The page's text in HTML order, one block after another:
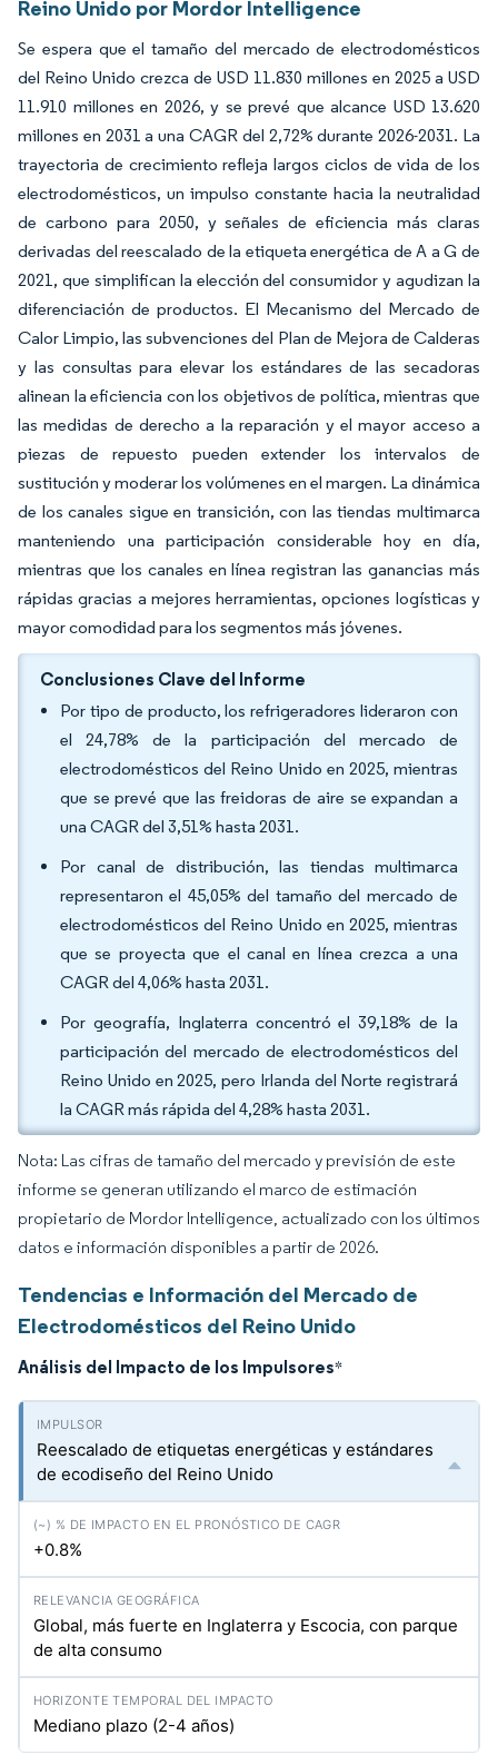
Reino Unido por Mordor Intelligence
Se espera que el tamaño del mercado de electrodomésticos
del Reino Unido crezca de USD 11.830 millones en 2025 a USD
11.910 millones en 2026, y se prevé que alcance USD 13.620
millones en 2031 a una CAGR del 2,72% durante 2026-2031. La
trayectoria de crecimiento refleja largos ciclos de vida de los
electrodomésticos, un impulso constante hacia la neutralidad
de carbono para 2050, y señales de eficiencia más claras
derivadas del reescalado de la etiqueta energética de A a G de
2021, que simplifican la elección del consumidor y agudizan la
diferenciación de productos. El Mecanismo del Mercado de
Calor Limpio, las subvenciones del Plan de Mejora de Calderas
y las consultas para elevar los estándares de las secadoras
alinean la eficiencia con los objetivos de política, mientras que
las medidas de derecho a la reparación y el mayor acceso a
piezas de repuesto pueden extender los intervalos de
sustitución y moderar los volúmenes en el margen. La dinámica
de los canales sigue en transición, con las tiendas multimarca
manteniendo una participación considerable hoy en día,
mientras que los canales en línea registran las ganancias más
rápidas gracias a mejores herramientas, opciones logísticas y
mayor comodidad para los segmentos más jóvenes.
Conclusiones Clave del Informe
Por tipo de producto, los refrigeradores lideraron con
el 24,78% de la participación del mercado de
electrodomésticos del Reino Unido en 2025, mientras
que se prevé que las freidoras de aire se expandan a
una CAGR del 3,51% hasta 2031.
Por canal de distribución, las tiendas multimarca
representaron el 45,05% del tamaño del mercado de
electrodomésticos del Reino Unido en 2025, mientras
que se proyecta que el canal en línea crezca a una
CAGR del 4,06% hasta 2031.
Por geografía, Inglaterra concentró el 39,18% de la
participación del mercado de electrodomésticos del
Reino Unido en 2025, pero Irlanda del Norte registrará
la CAGR más rápida del 4,28% hasta 2031.
Nota: Las cifras de tamaño del mercado y previsión de este
informe se generan utilizando el marco de estimación
propietario de Mordor Intelligence, actualizado con los últimos
datos e información disponibles a partir de 2026.
Tendencias e Información del Mercado de
Electrodomésticos del Reino Unido
Análisis del Impacto de los Impulsores*
Reescalado de etiquetas energéticas y estándares
de ecodiseño del Reino Unido
+0.8%
Global, más fuerte en Inglaterra y Escocia, con parque
de alta consumo
Mediano plazo (2-4 años)